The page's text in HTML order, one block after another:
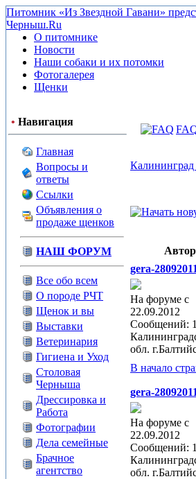
Питомник «Из Звездной Гавани»
Черныш.Ru
О питомнике
Новости
Наши собаки и их потомки
Фотогалерея
Щенки
• Навигация
Главная
Вопросы и
ответы
Ссылки
Объявления о
продаже щенков
НАШ ФОРУМ
Все обо всем
О породе РЧТ
Щенок и вы
Выставки
Ветеринария
Гигиена и Уход
Столовая
Черныша
Дрессировка и
Работа
Фотографии
Дела семейные
Брачное
агентство
Калининград
Автор
gera-28092011
На форуме с
22.09.2012
Сообщений:
обл.
В начало
gera-28092011
На форуме с
22.09.2012
Сообщений:
обл.